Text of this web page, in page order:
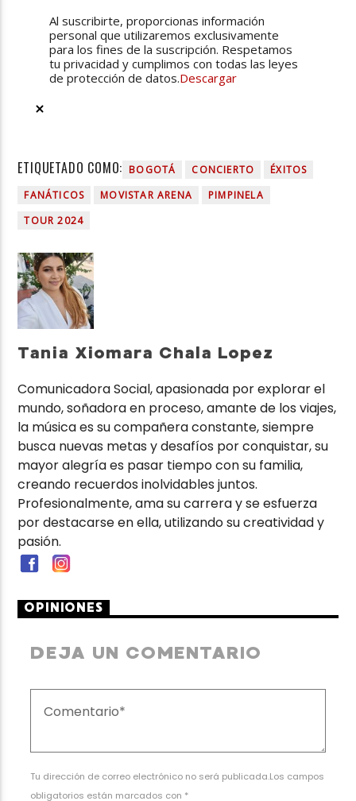
Al suscribirte, proporcionas información
personal que utilizaremos exclusivamente
para los fines de la suscripción. Respetamos
tu privacidad y cumplimos con todas las leyes
de protección de datos.Descargar
ETIQUETADO COMO: BOGOTÁ CONCIERTO
ÉXITOS
FANÁTICOS
MOVISTAR ARENA
PIMPINELA
TOUR 2024
Tania Xiomara Chala Lopez
Comunicadora Social, apasionada por explorar el
mundo, soñadora en proceso, amante de los viajes,
la música es su compañera constante, siempre
busca nuevas metas y desafíos por conquistar, su
mayor alegría es pasar tiempo con su familia,
creando recuerdos inolvidables juntos.
Profesionalmente, ama su carrera y se esfuerza
por destacarse en ella, utilizando su creatividad y
pasión.
OPINIONES
DEJA UN COMENTARIO
Tu dirección de correo electrónico no será publicada.Los campos
obligatorios están marcados con *